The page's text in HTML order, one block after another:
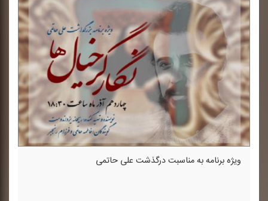
ویژه برنامه به مناسبت درگذشت علی حاتمی